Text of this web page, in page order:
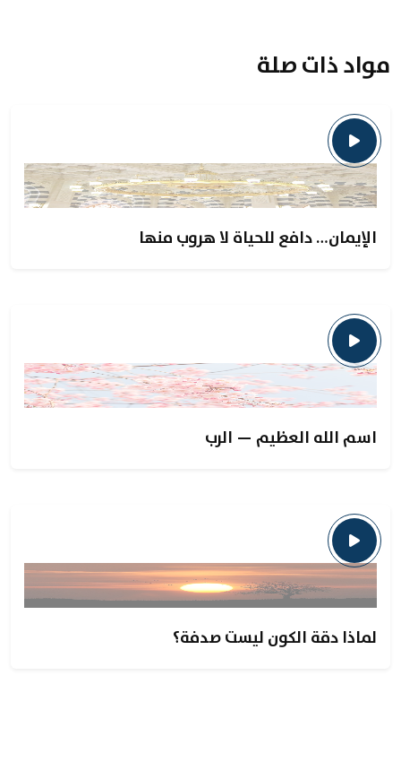
مواد ذات صلة
الإيمان… دافع للحياة لا هروب منها
اسم الله العظيم — الرب
لماذا دقة الكون ليست صدفة؟